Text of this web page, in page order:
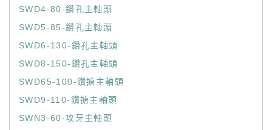
SWD4-80-鑽孔主軸頭
SWD5-85-鑽孔主軸頭
SWD6-130-鑽孔主軸頭
SWD8-150-鑽孔主軸頭
SWD65-100-鑽搪主軸頭
SWD9-110-鑽搪主軸頭
SWN3-60-攻牙主軸頭